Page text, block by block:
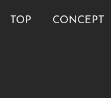
TOP CONCEPT